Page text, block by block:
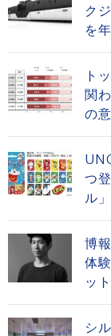
ク
を
ト
関
の
つ
ル
博
体
ッ
シ